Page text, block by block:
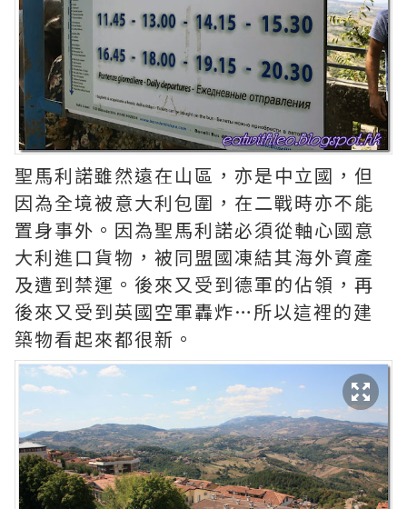
聖馬利諾雖然遠在山區，亦是中立國，但
因為全境被意大利包圍，在二戰時亦不能
置身事外。因為聖馬利諾必須從軸心國意
大利進口貨物，被同盟國凍結其海外資產
及遭到禁運。後來又受到德軍的佔領，再
後來又受到英國空軍轟炸…所以這裡的建
築物看起來都很新。